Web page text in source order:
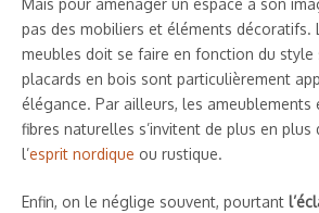
pas des mobiliers et éléments décoratifs.
meubles doit se faire en fonction du style
placards en bois sont particulièrement
élégance. Par ailleurs, les ameublements
fibres naturelles s’invitent de plus en plus
l’esprit nordique ou rustique.
Enfin, on le néglige souvent, pourtant